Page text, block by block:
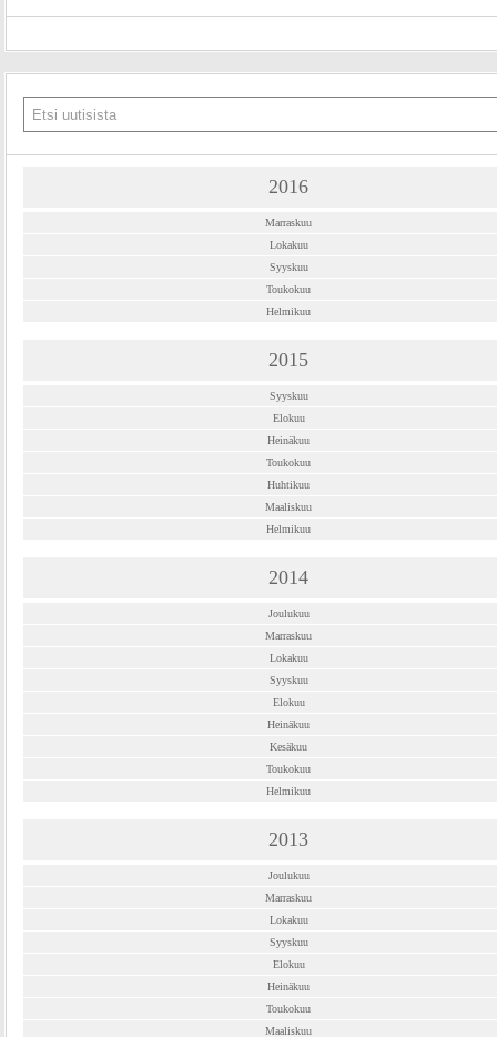
2016
Marraskuu
Lokakuu
Syyskuu
Toukokuu
Helmikuu
2015
Syyskuu
Elokuu
Heinäkuu
Toukokuu
Huhtikuu
Maaliskuu
Helmikuu
2014
Joulukuu
Marraskuu
Lokakuu
Syyskuu
Elokuu
Heinäkuu
Kesäkuu
Toukokuu
Helmikuu
2013
Joulukuu
Marraskuu
Lokakuu
Syyskuu
Elokuu
Heinäkuu
Toukokuu
Maaliskuu